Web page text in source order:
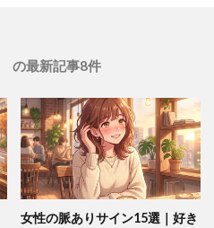
の最新記事8件
女性の脈ありサイン15選｜好き